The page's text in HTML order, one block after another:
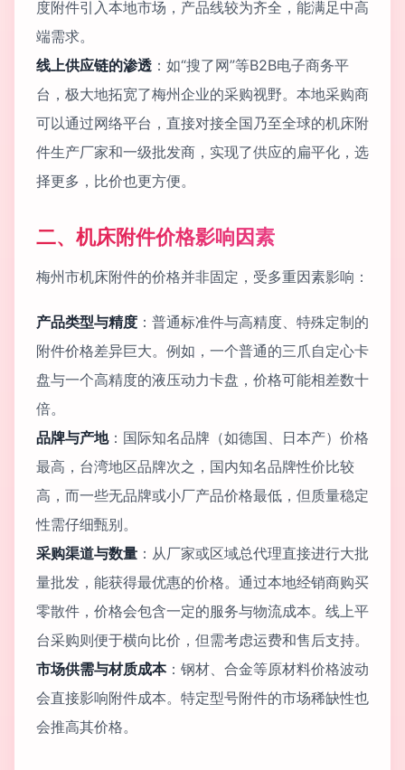
度附件引入本地市场，产品线较为齐全，能满足中高
端需求。
线上供应链的渗透 ：如“搜了网”等B2B电子商务平
台，极大地拓宽了梅州企业的采购视野。本地采购商
可以通过网络平台，直接对接全国乃至全球的机床附
件生产厂家和一级批发商，实现了供应的扁平化，选
择更多，比价也更方便。
二、机床附件价格影响因素
梅州市机床附件的价格并非固定，受多重因素影响：
产品类型与精度 ：普通标准件与高精度、特殊定制的
附件价格差异巨大。例如，一个普通的三爪自定心卡
盘与一个高精度的液压动力卡盘，价格可能相差数十
倍。
品牌与产地：国际知名品牌（如德国、日本产）价格
最高，台湾地区品牌次之，国内知名品牌性价比较
高，而一些无品牌或小厂产品价格最低，但质量稳定
性需仔细甄别。
采购渠道与数量 ：从厂家或区域总代理直接进行大批
量批发，能获得最优惠的价格。通过本地经销商购买
零散件，价格会包含一定的服务与物流成本。线上平
台采购则便于横向比价，但需考虑运费和售后支持。
市场供需与材质成本：钢材、合金等原材料价格波动
会直接影响附件成本。特定型号附件的市场稀缺性也
会推高其价格。